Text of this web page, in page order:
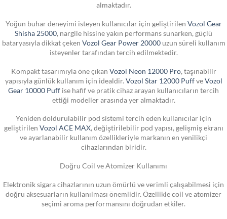
almaktadır.
Yoğun buhar deneyimi isteyen kullanıcılar için geliştirilen Vozol Gear
Shisha 25000 , nargile hissine yakın performans sunarken, güçlü
bataryasıyla dikkat çeken Vozol Gear Power 20000uzun süreli kullanım
isteyenler tarafından tercih edilmektedir.
Kompakt tasarımıyla öne çıkan Vozol Neon 12000 Pro, taşınabilir
yapısıyla günlük kullanım için idealdir. Vozol Star 12000 PuffveVozol
Gear 10000 Puff ise hafif ve pratik cihaz arayan kullanıcıların tercih
ettiği modeller arasında yer almaktadır.
Yeniden doldurulabilir pod sistemi tercih eden kullanıcılar için
geliştirilen Vozol ACE MAX, değiştirilebilir pod yapısı, gelişmiş ekranı
ve ayarlanabilir kullanım özellikleriyle markanın en yenilikçi
cihazlarından biridir.
Doğru Coil ve Atomizer Kullanımı
Elektronik sigara cihazlarının uzun ömürlü ve verimli çalışabilmesi için
doğru aksesuarların kullanılması önemlidir. Özellikle coil ve atomizer
seçimi aroma performansını doğrudan etkiler.